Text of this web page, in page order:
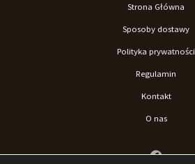
Strona Główna
Sposoby dostawy
Polityka prywatności
Regulamin
Kontakt
O nas